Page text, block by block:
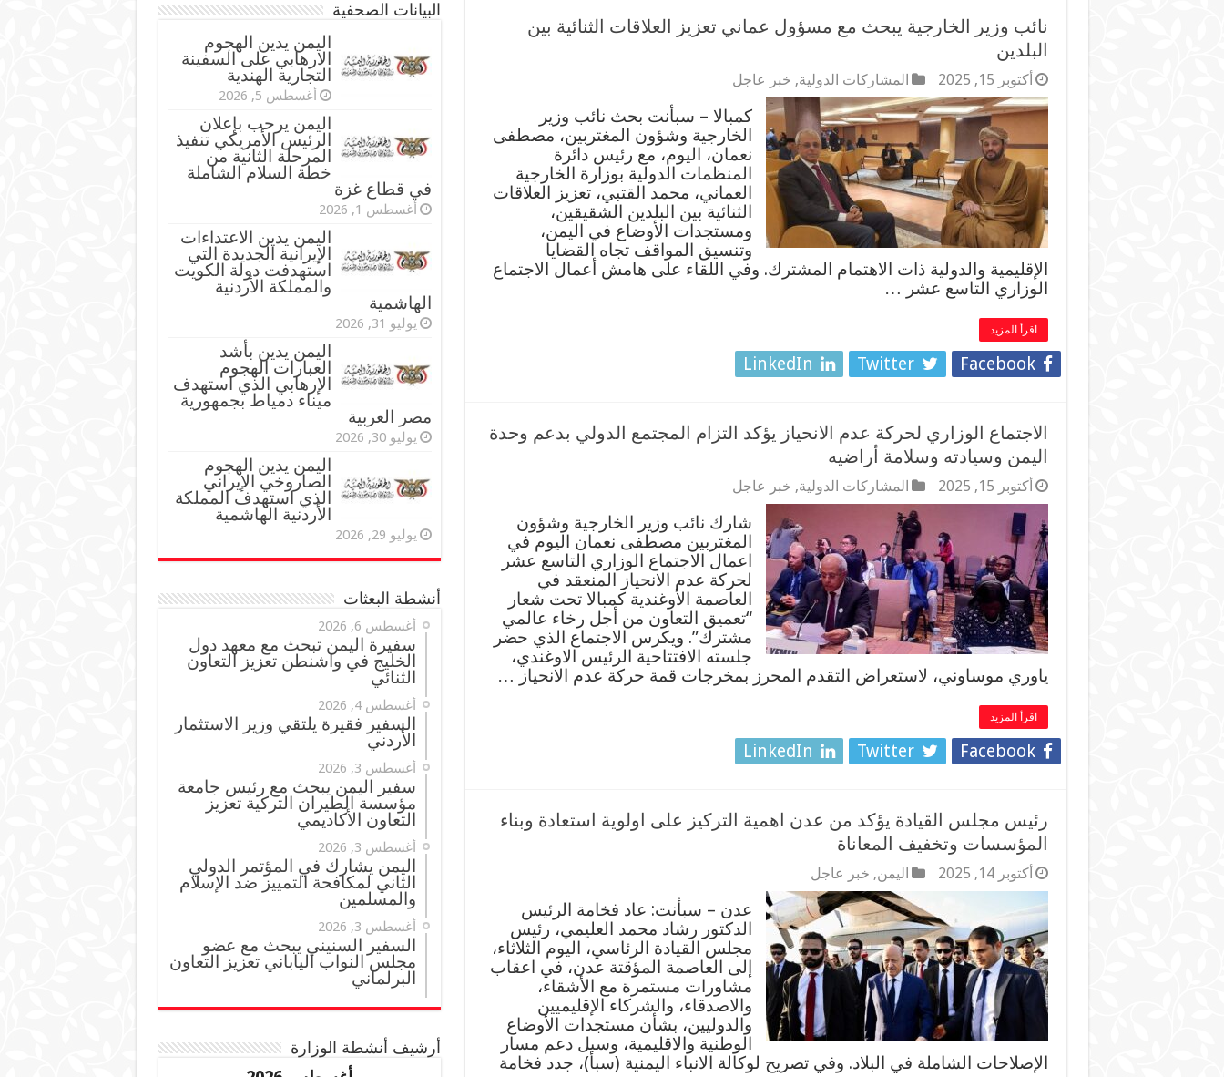
نائب وزير الخارجية يبحث مع مسؤول عماني تعزيز العلاقات الثنائية بين
البلدين
أكتوبر 15, 2025 المشاركات الدولية, خبر عاجل
كمبالا – سبأنت بحث نائب وزير
الخارجية وشؤون المغتربين، مصطفى
نعمان، اليوم، مع رئيس دائرة
المنظمات الدولية بوزارة الخارجية
العماني، محمد القتبي، تعزيز العلاقات
الثنائية بين البلدين الشقيقين،
ومستجدات الأوضاع في اليمن،
وتنسيق المواقف تجاه القضايا
الإقليمية والدولية ذات الاهتمام المشترك. وفي اللقاء على هامش أعمال الاجتماع
الوزاري التاسع عشر …
اقرأ المزيد
Facebook
Twitter
LinkedIn
الاجتماع الوزاري لحركة عدم الانحياز يؤكد التزام المجتمع الدولي بدعم وحدة
اليمن وسيادته وسلامة أراضيه
أكتوبر 15, 2025 المشاركات الدولية, خبر عاجل
شارك نائب وزير الخارجية وشؤون
المغتربين مصطفى نعمان اليوم في
اعمال الاجتماع الوزاري التاسع عشر
لحركة عدم الانحياز المنعقد في
العاصمة الأوغندية كمبالا تحت شعار
“تعميق التعاون من أجل رخاء عالمي
مشترك”. ويكرس الاجتماع الذي حضر
جلسته الافتتاحية الرئيس الاوغندي،
ياوري موساوني، لاستعراض التقدم المحرز بمخرجات قمة حركة عدم الانحياز …
اقرأ المزيد
Facebook
Twitter
LinkedIn
رئيس مجلس القيادة يؤكد من عدن اهمية التركيز على اولوية استعادة وبناء
المؤسسات وتخفيف المعاناة
أكتوبر 14, 2025 اليمن, خبر عاجل
عدن – سبأنت: عاد فخامة الرئيس
الدكتور رشاد محمد العليمي، رئيس
مجلس القيادة الرئاسي، اليوم الثلاثاء،
إلى العاصمة المؤقتة عدن، في اعقاب
مشاورات مستمرة مع الأشقاء،
والاصدقاء، والشركاء الإقليميين
والدوليين، بشأن مستجدات الأوضاع
الوطنية والاقليمية، وسبل دعم مسار
الإصلاحات الشاملة في البلاد. وفي تصريح لوكالة الانباء اليمنية (سبأ)، جدد فخامة
البيانات الصحفية
اليمن يدين الهجوم
الارهابي على السفينة
التجارية الهندية
أغسطس 5, 2026
اليمن يرحب بإعلان
الرئيس الأمريكي تنفيذ
المرحلة الثانية من
خطة السلام الشاملة
في قطاع غزة
أغسطس 1, 2026
اليمن يدين الاعتداءات
الإيرانية الجديدة التي
استهدفت دولة الكويت
والمملكة الأردنية
الهاشمية
يوليو 31, 2026
اليمن يدين بأشد
العبارات الهجوم
الإرهابي الذي استهدف
ميناء دمياط بجمهورية
مصر العربية
يوليو 30, 2026
اليمن يدين الهجوم
الصاروخي الإيراني
الذي استهدف المملكة
الأردنية الهاشمية
يوليو 29, 2026
أنشطة البعثات
أغسطس 6, 2026
سفيرة اليمن تبحث مع معهد دول
الخليج في واشنطن تعزيز التعاون
الثنائي
أغسطس 4, 2026
السفير فقيرة يلتقي وزير الاستثمار
الأردني
أغسطس 3, 2026
سفير اليمن يبحث مع رئيس جامعة
مؤسسة الطيران التركية تعزيز
التعاون الأكاديمي
أغسطس 3, 2026
اليمن يشارك في المؤتمر الدولي
الثاني لمكافحة التمييز ضد الإسلام
والمسلمين
أغسطس 3, 2026
السفير السنيني يبحث مع عضو
مجلس النواب الياباني تعزيز التعاون
البرلماني
أرشيف أنشطة الوزارة